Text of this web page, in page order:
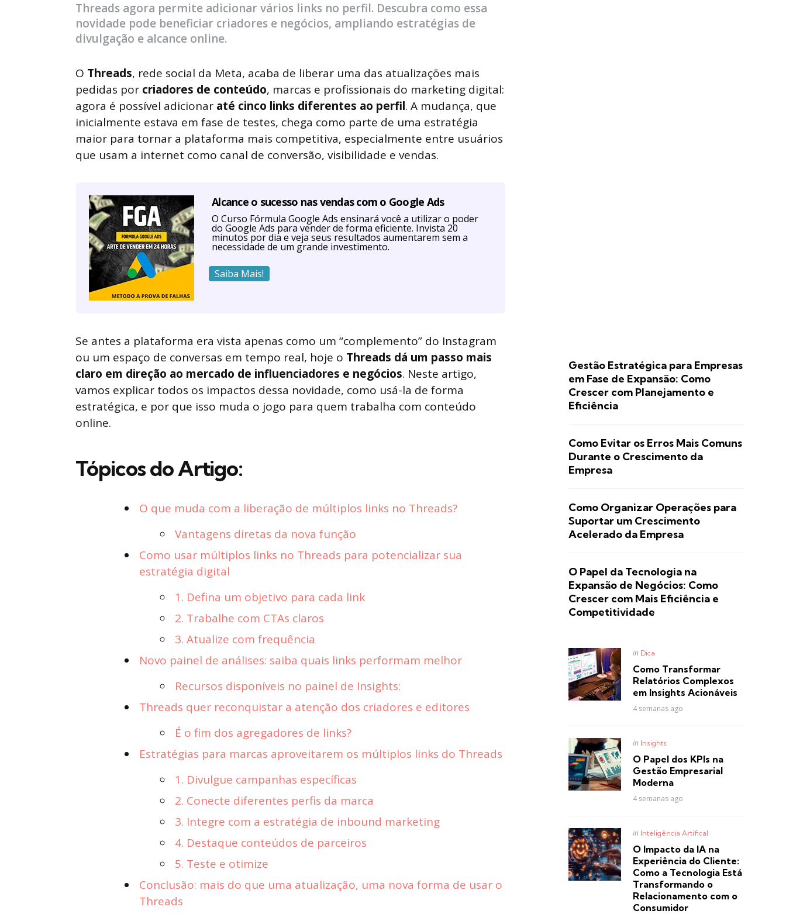
Threads agora permite adicionar vários links no perfil. Descubra como essa
novidade pode beneficiar criadores e negócios, ampliando estratégias de
divulgação e alcance online.
O Threads, rede social da Meta, acaba de liberar uma das atualizações mais
pedidas por criadores de conteúdo, marcas e profissionais do marketing digital:
agora é possível adicionar até cinco links diferentes ao perfil. A mudança, que
inicialmente estava em fase de testes, chega como parte de uma estratégia
maior para tornar a plataforma mais competitiva, especialmente entre usuários
que usam a internet como canal de conversão, visibilidade e vendas.
Alcance o sucesso nas vendas com o Google Ads
O Curso Fórmula Google Ads ensinará você a utilizar o poder
do Google Ads para vender de forma eficiente. Invista 20
minutos por dia e veja seus resultados aumentarem sem a
necessidade de um grande investimento.
Saiba Mais!
Se antes a plataforma era vista apenas como um “complemento” do Instagram
ou um espaço de conversas em tempo real, hoje o Threads dá um passo mais
claro em direção ao mercado de influenciadores e negócios. Neste artigo,
vamos explicar todos os impactos dessa novidade, como usá-la de forma
estratégica, e por que isso muda o jogo para quem trabalha com conteúdo
online.
Tópicos do Artigo:
O que muda com a liberação de múltiplos links no Threads?
Vantagens diretas da nova função
Como usar múltiplos links no Threads para potencializar sua
estratégia digital
1. Defina um objetivo para cada link
2. Trabalhe com CTAs claros
3. Atualize com frequência
Novo painel de análises: saiba quais links performam melhor
Recursos disponíveis no painel de Insights:
Threads quer reconquistar a atenção dos criadores e editores
É o fim dos agregadores de links?
Estratégias para marcas aproveitarem os múltiplos links do Threads
1. Divulgue campanhas específicas
2. Conecte diferentes perfis da marca
3. Integre com a estratégia de inbound marketing
4. Destaque conteúdos de parceiros
5. Teste e otimize
Conclusão: mais do que uma atualização, uma nova forma de usar o
Threads
Gestão Estratégica para Empresas
em Fase de Expansão: Como
Crescer com Planejamento e
Eficiência
Como Evitar os Erros Mais Comuns
Durante o Crescimento da
Empresa
Como Organizar Operações para
Suportar um Crescimento
Acelerado da Empresa
O Papel da Tecnologia na
Expansão de Negócios: Como
Crescer com Mais Eficiência e
Competitividade
Posted
in Dica
Como Transformar
Relatórios Complexos
em Insights Acionáveis
4 semanas ago
Posted
in Insights
O Papel dos KPIs na
Gestão Empresarial
Moderna
4 semanas ago
Posted
in Inteligência Artifical
O Impacto da IA na
Experiência do Cliente:
Como a Tecnologia Está
Transformando o
Relacionamento com o
Consumidor